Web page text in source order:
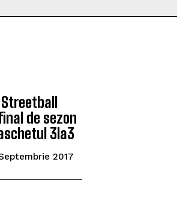
de sezon
3la3
2017